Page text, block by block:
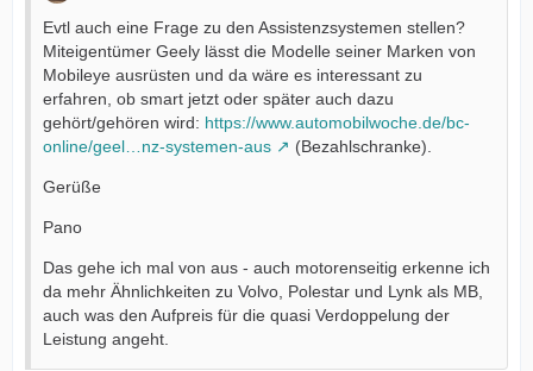
Evtl auch eine Frage zu den Assistenzsystemen stellen?
Miteigentümer Geely lässt die Modelle seiner Marken von
Mobileye ausrüsten und da wäre es interessant zu
erfahren, ob smart jetzt oder später auch dazu
gehört/gehören wird: https://www.automobilwoche.de/bc-
online/geel…nz-systemen-aus
(Bezahlschranke).
Gerüße
Pano
Das gehe ich mal von aus - auch motorenseitig erkenne ich
da mehr Ähnlichkeiten zu Volvo, Polestar und Lynk als MB,
auch was den Aufpreis für die quasi Verdoppelung der
Leistung angeht.